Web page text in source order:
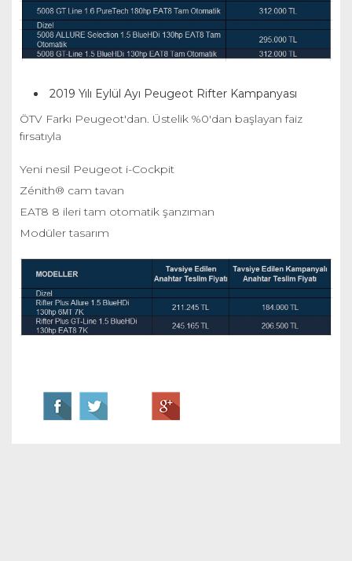
2019 Yılı Eylül Ayı Peugeot Rifter Kampanyası
ÖTV Farkı Peugeot'dan. Üstelik %0'dan başlayan faiz
fırsatıyla
Yeni nesil Peugeot i-Cockpit
Zénith® cam tavan
EAT8 8 ileri tam otomatik şanzıman
Modüler tasarım